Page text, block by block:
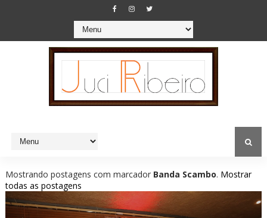
Mostrando postagens com marcador Banda Scambo. Mostrar
todas as postagens